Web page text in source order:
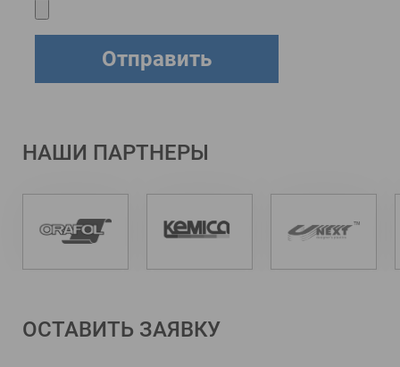
НАШИ ПАРТНЕРЫ
ОСТАВИТЬ ЗАЯВКУ